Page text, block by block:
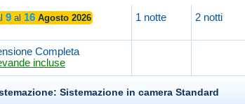
9 al 16 Agosto 2026 1 notte 2 notti
Completa
incluse
Sistemazione in camera Standard